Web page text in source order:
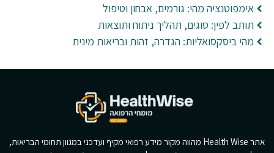
אימפוטנציה מהי: גורמים, אבחון וטיפול
תותב לפין: סוגים, תהליך ניתוח ותוצאות
מהי ביסקסואליות: הגדרה, זהות ובריאות מינית
אתר Health Wise מהווה מקור מידע רפואי מקיף ועדכני במגוון תחומי הבריאות,